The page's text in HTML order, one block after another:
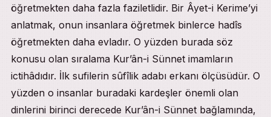
öğretmekten daha fazla faziletlidir. Bir Âyet-i Kerime’yi
anlatmak, onun insanlara öğretmek binlerce hadîs
öğretmekten daha evladır. O yüzden burada söz
konusu olan sıralama Kur’ân-i Sünnet imamların
ictihâdıdır. İlk sufilerin sûfîlik adabı erkanı ölçüsüdür. O
yüzden o insanlar buradaki kardeşler önemli olan
dinlerini birinci derecede Kur’ân-i Sünnet bağlamında,